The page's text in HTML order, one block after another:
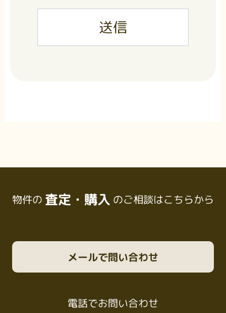
物件の 査定・購入 のご相談はこちらから
電話でお問い合わせ
メールで問い合わせ